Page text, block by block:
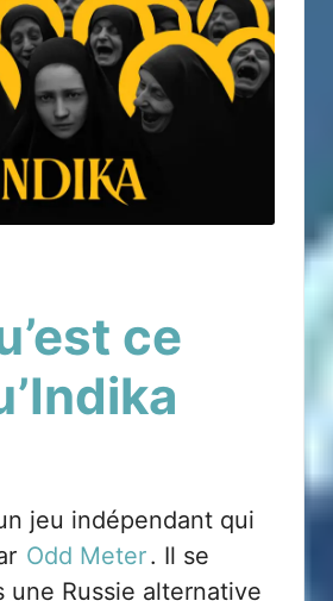
ce
jeu indépendant qui
Odd Meter. Il se
une Russie alternative